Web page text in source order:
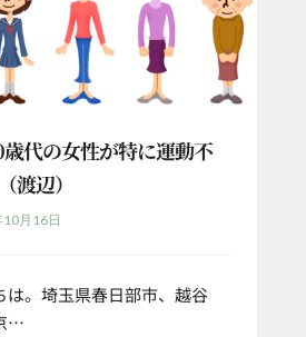
代の女性が特に運動不
渡辺）
月16日
は。埼玉県春日部市、越谷
…